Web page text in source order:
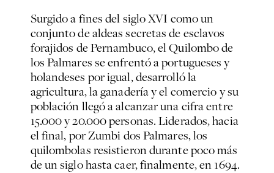
Surgido a fines del siglo XVI como un
conjunto de aldeas secretas de esclavos
forajidos de Pernambuco, el Quilombo de
los Palmares se enfrentó a portugueses y
holandeses por igual, desarrolló la
agricultura, la ganadería y el comercio y su
población llegó a alcanzar una cifra entre
15.000 y 20.000 personas. Liderados, hacia
el final, por Zumbi dos Palmares, los
quilombolas resistieron durante poco más
de un siglo hasta caer, finalmente, en 1694.